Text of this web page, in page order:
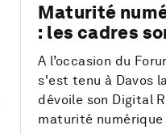
Maturité
: les cadres
A l’occasion du
s'est tenu à Davos
dévoile son Digital
maturité